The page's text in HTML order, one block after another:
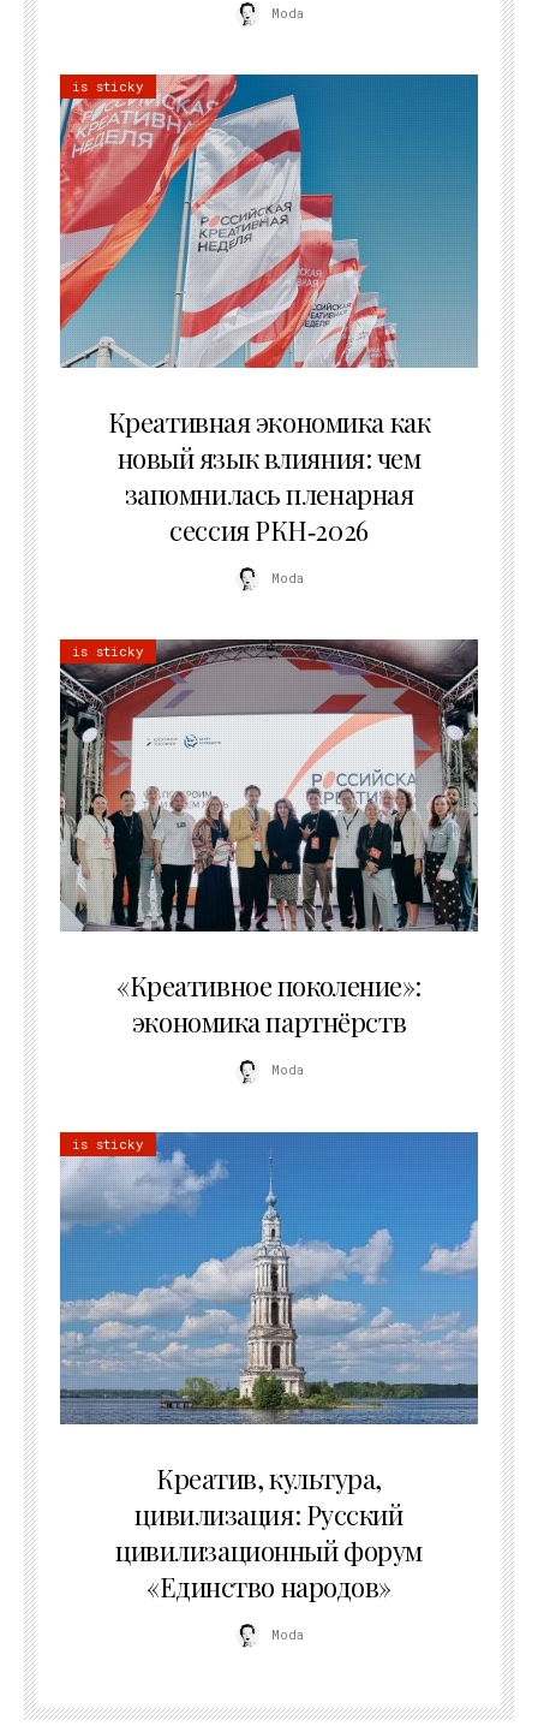
Moda
is sticky
Креативная экономика как
новый язык влияния: чем
запомнилась пленарная
сессия РКН‑2026
Moda
is sticky
«Креативное поколение»:
экономика партнёрств
Moda
is sticky
Креатив, культура,
цивилизация: Русский
цивилизационный форум
«Единство народов»
Moda